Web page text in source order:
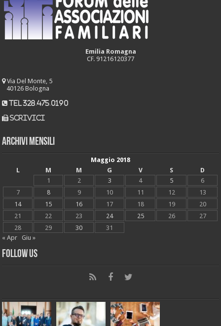
Emilia Romagna
CF. 91216120377
Via Del Monte, 5
40126 Bologna
tel 328.475.0190
scrivici
Archivi mensili
Maggio 2018
L
M M G V S
D
1
2 3 4 5
6
7
8 9 10 11 12
13
14
15 16 17 18 19
20
21
22 23 24 25 26
27
28
29 30
31
« Apr
Giu »
Follow Us